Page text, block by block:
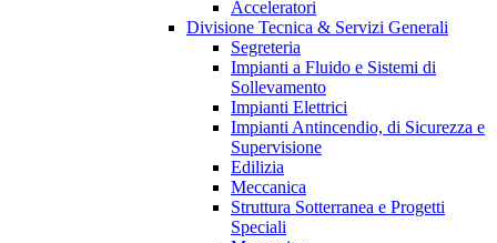
Acceleratori
Divisione Tecnica & Servizi Generali
Segreteria
Impianti a Fluido e Sistemi di
Sollevamento
Impianti Elettrici
Impianti Antincendio, di Sicurezza e
Supervisione
Edilizia
Meccanica
Struttura Sotterranea e Progetti
Speciali